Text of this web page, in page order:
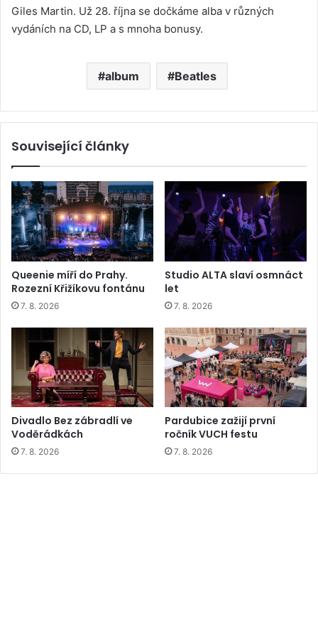
Giles Martin. Už 28. října se dočkáme alba v různých
vydáních na CD, LP a s mnoha bonusy.
album Beatles
Související články
Queenie míří do Prahy.
Rozezní Křižíkovu fontánu
7. 8. 2026
Studio ALTA slaví osmnáct
let
7. 8. 2026
Divadlo Bez zábradlí ve
Voděrádkách
7. 8. 2026
Pardubice zažijí první
ročník VUCH festu
7. 8. 2026